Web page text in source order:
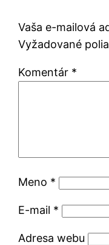
Vaša e-mailová
Vyžadované
Komentár *
Meno *
E-mail *
Adresa webu